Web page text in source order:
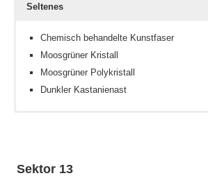
Seltenes
Chemisch behandelte Kunstfaser
Moosgrüner Kristall
Moosgrüner Polykristall
Dunkler Kastanienast
Hellseher IV
Sektor 13